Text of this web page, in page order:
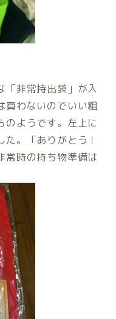
「非常持出袋」が入
買わないのでいい粗
のようです。左上に
。「ありがとう！
常時の持ち物準備は